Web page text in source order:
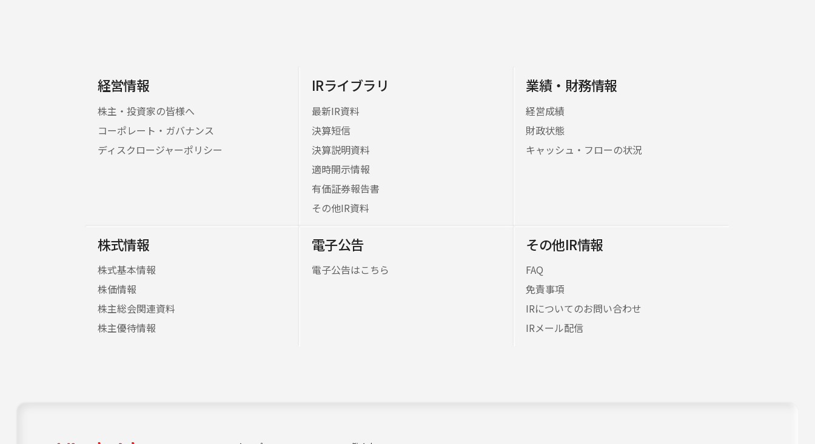
経営情報
株主・投資家の皆様へ
コーポレート・ガバナンス
ディスクロージャーポリシー
IRライブラリ
最新IR資料
決算短信
決算説明資料
適時開示情報
有価証券報告書
その他IR資料
業績・財務情報
経営成績
財政状態
キャッシュ・フローの状況
株式情報
株式基本情報
株価情報
株主総会関連資料
株主優待情報
電子公告
電子公告はこちら
その他IR情報
FAQ
免責事項
IRについてのお問い合わせ
IRメール配信